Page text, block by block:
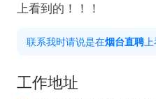
上看到的！！！
联系我时请说是在烟台直聘
工作地址